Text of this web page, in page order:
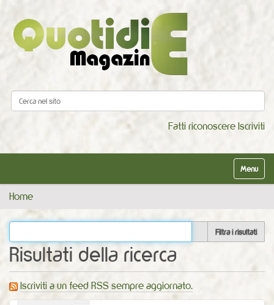
Cerca nel sito
Fatti riconoscere Iscriviti
Alterna la
Home
Filtra i risultati
Risultati della ricerca
Iscriviti a un feed RSS sempre aggiornato.